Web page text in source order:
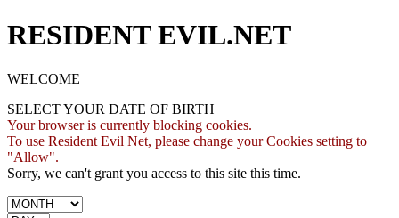
RESIDENT EVIL.NET
WELCOME
SELECT YOUR DATE OF BIRTH
Your browser is currently blocking cookies.
To use Resident Evil Net, please change your Cookies setting to
"Allow".
Sorry, we can't grant you access to this site this time.